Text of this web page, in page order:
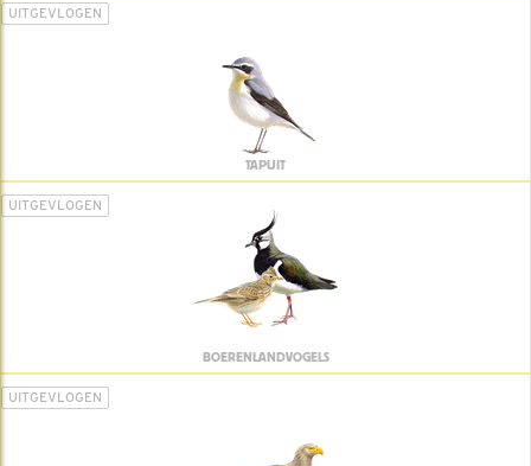
UITGEVLOGEN
TAPUIT
UITGEVLOGEN
BOERENLANDVOGELS
UITGEVLOGEN